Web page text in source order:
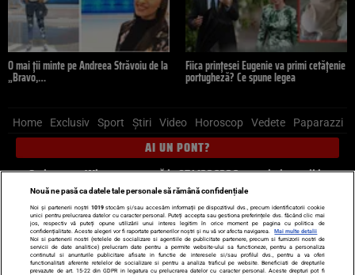
O mai ții minte pe Andreea Străvoiu de la
„Bravo,…
Fiica prințesei Eugenie va primi cetățenie
portugheză? Ce spune legea
Home Exclusiv Sport Știri Video Horoscop Vedete Paparazzi
AI UN PONT?
Scrie-ne pe Whatsapp, sună la 0741226226 sau trimite mail la
pont@cancan.ro
Știri interne Știri externe
Politică
Ultimele stiri
Diete Insula Iubirii Dictionar de vise
LIFE STYLE
Horoscop
Nouă ne pasă ca datele tale personale să rămână confidențiale
Noi și partenerii noștri 1019stocăm și/sau accesăm informații pe dispozitivul dvs., precum identificatorii cookie
unici pentru prelucrarea datelor cu caracter personal. Puteți accepta sau gestiona preferințele dvs. făcând clic mai
jos, respectiv vă puteți opune utilizării unui interes legitim în orice moment pe pagina cu politica de
confidențialitate. Aceste alegeri vor fi raportate partenerilor noștri și nu vă vor afecta navigarea.
Mai multe detalii
Noi si partenerii nostri (retelele de socializare si agentiile de publicitate partenere, precum si furnizorii nostri de
servicii de date analitice) prelucram date pentru a permite website-ului sa functioneze, pentru a personaliza
continutul si anunturile publicitare afisate in functie de interesele si/sau profilul dvs., pentru a va oferi
functionalitati aferente retelelor de socializare si pentru a analiza traficul pe website. Beneficiati de drepturile
prevazute de art. 15-22 din GDPR in legatura cu prelucrarea datelor cu caracter personal. Aceste drepturi pot fi